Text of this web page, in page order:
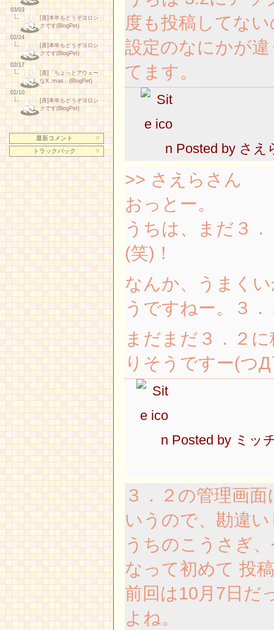
03/03
[喜]本年もどうぞヨロシ
クです(BlogPet)
02/24
[喜]本年もどうぞヨロシ
クです(BlogPet)
02/17
[喜]「ちょっとアウェー
なX ;mas」(BlogPet)
02/10
[喜]本年もどうぞヨロシ
クです(BlogPet)
▽
最新コメント
▽
トラックバック
度も投稿してな
設定のなにかが
てます。
Posted by さえ
>> さえらさん
おっとー。
うちは、まだ３
(笑)！
なんか、うまく
うですねー。３
まだまだ３．２
りそうですー(つ
Posted by ミッ
３．２の管理画
いうので、勘違
うちのこうさぎ
なって初めて 投
前回は10月7日だ
よね。